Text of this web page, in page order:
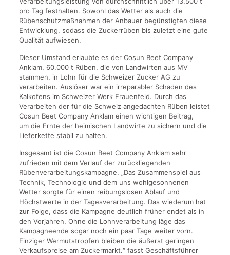
pro Tag festhalten. Sowohl das Wetter als auch die
Rübenschutzmaßnahmen der Anbauer begünstigten diese
Entwicklung, sodass die Zuckerrüben bis zuletzt eine gute
Qualität aufwiesen.
Dieser Umstand erlaubte es der Cosun Beet Company
Anklam, 60.000 t Rüben, die von Landwirten aus MV
stammen, in Lohn für die Schweizer Zucker AG zu
verarbeiten. Auslöser war ein irreparabler Schaden des
Kalkofens im Schweizer Werk Frauenfeld. Durch das
Verarbeiten der für die Schweiz angedachten Rüben leistet
Cosun Beet Company Anklam einen wichtigen Beitrag,
um die Ernte der heimischen Landwirte zu sichern und die
Lieferkette stabil zu halten.
Insgesamt ist die Cosun Beet Company Anklam sehr
zufrieden mit dem Verlauf der zurückliegenden
Rübenverarbeitungskampagne. „Das Zusammenspiel aus
Technik, Technologie und dem uns wohlgesonnenen
Wetter sorgte für einen reibungslosen Ablauf und
Höchstwerte in der Tagesverarbeitung. Das wiederum hat
zur Folge, dass die Kampagne deutlich früher endet als in
den Vorjahren. Ohne die Lohnverarbeitung läge das
Kampagneende sogar noch ein paar Tage weiter vorn.
Einziger Wermutstropfen bleiben die äußerst geringen
Verkaufspreise am Zuckermarkt.“ fasst Geschäftsführer